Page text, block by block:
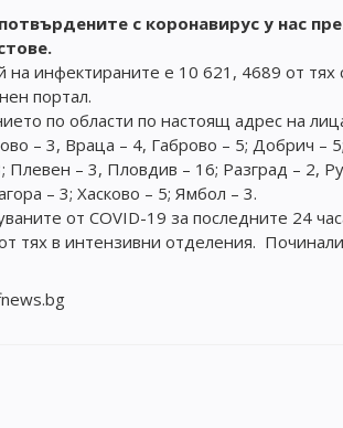
с коронавирус у нас
инфектираните е 10 621, 4689 от тях
портал.
по области по настоящ адрес на
– 3, Враца – 4, Габрово – 5; Добрич –
Плевен – 3, Пловдив – 16; Разград – 2,
– 3; Хасково – 5; Ямбол – 3.
от COVID-19 за последните 24
тях в интензивни отделения.